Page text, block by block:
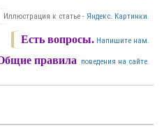
Иллюстрация к статье - Яндекс. Картинки.
Есть вопросы. Напишите нам.
правила поведения на сайте.